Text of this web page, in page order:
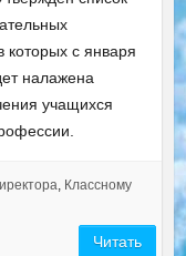
которых с января
налажена
учащихся
, Классному
Читать